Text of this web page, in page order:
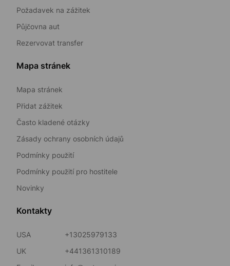
Požadavek na zážitek
Půjčovna aut
Rezervovat transfer
Mapa stránek
Mapa stránek
Přidat zážitek
Často kladené otázky
Zásady ochrany osobních údajů
Podmínky použití
Podmínky použití pro hostitele
Novinky
Kontakty
USA
+13025979133
UK
+441361310189